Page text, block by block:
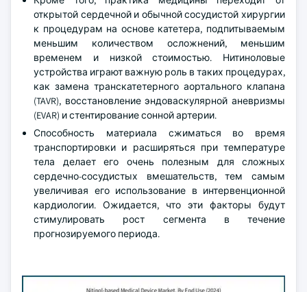
открытой сердечной и обычной сосудистой хирургии
к процедурам на основе катетера, подпитываемым
меньшим количеством осложнений, меньшим
временем и низкой стоимостью. Нитиноловые
устройства играют важную роль в таких процедурах,
как замена транскатетерного аортального клапана
(TAVR), восстановление эндоваскулярной аневризмы
(EVAR) и стентирование сонной артерии.
Способность материала сжиматься во время
транспортировки и расширяться при температуре
тела делает его очень полезным для сложных
сердечно-сосудистых вмешательств, тем самым
увеличивая его использование в интервенционной
кардиологии. Ожидается, что эти факторы будут
стимулировать рост сегмента в течение
прогнозируемого периода.